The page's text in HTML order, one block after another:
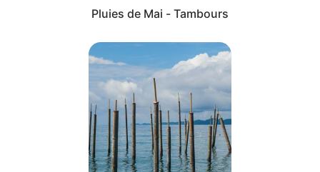
Pluies de Mai - Tambours